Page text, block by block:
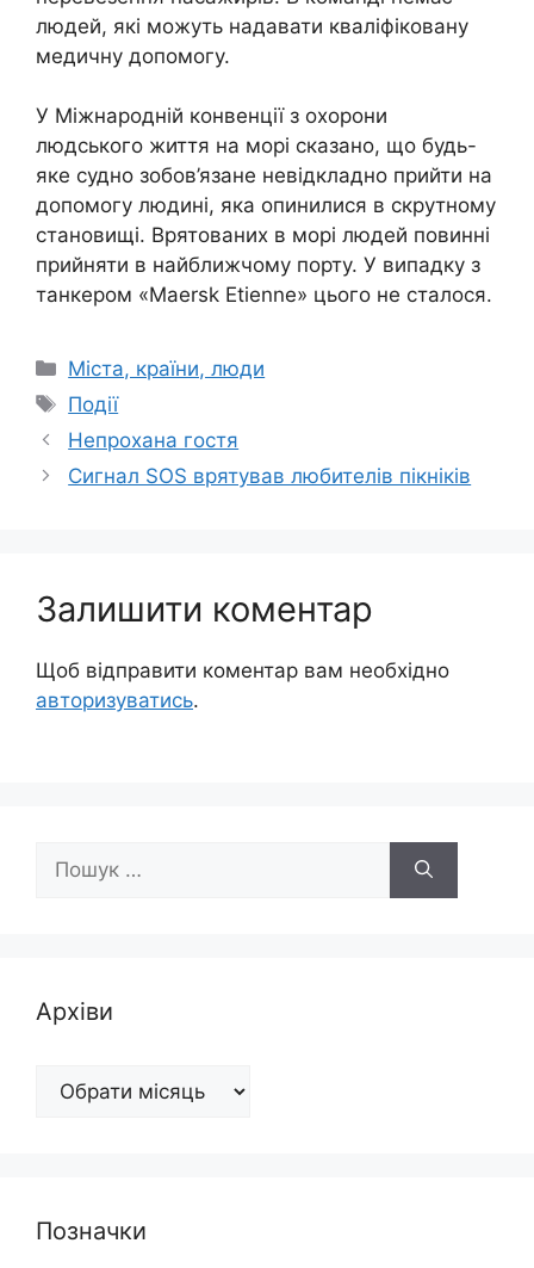
людей, які можуть надавати кваліфіковану
медичну допомогу.
У Міжнародній конвенції з охорони
людського життя на морі сказано, що будь-
яке судно зобов’язане невідкладно прийти на
допомогу людині, яка опинилися в скрутному
становищі. Врятованих в морі людей повинні
прийняти в найближчому порту. У випадку з
танкером «Maersk Etienne» цього не сталося.
Категорії
Міста, країни, люди
Позначки
Події
Непрохана гостя
Сигнал SOS врятував любителів пікніків
Залишити коментар
Щоб відправити коментар вам необхідно
авторизуватись.
Архіви
Архіви
Позначки